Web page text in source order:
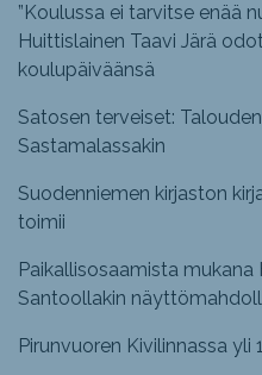
”Koulussa ei tarvitse enää
Huittislainen Taavi Järä
koulupäiväänsä
Satosen terveiset:
Sastamalassakin
Suodenniemen kirjaston
toimii
Paikallisosaamista
Santoollakin
Pirunvuoren Kivilinnassa yli